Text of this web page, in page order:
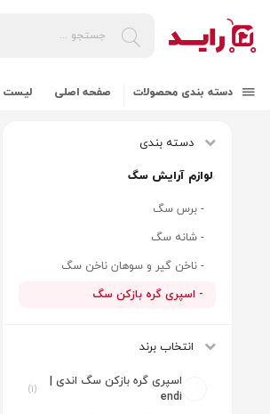
دسته بندی محصولات صفحه اصلی لیست
دسته بندی
لوازم آرایش سگ
- برس سگ
- شانه سگ
- ناخن گیر و سوهان ناخن سگ
- اسپری گره بازکن سگ
انتخاب برند
اسپری گره بازکن سگ اندی |
endi
(1)